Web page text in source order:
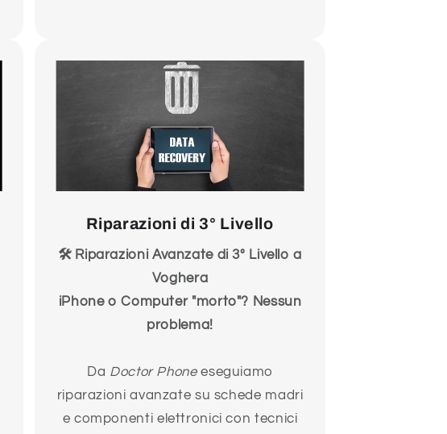
Riparazioni di 3° Livello
🛠️ Riparazioni Avanzate di 3° Livello a
Voghera
iPhone o Computer "morto"? Nessun
problema!
Da Doctor Phoneeseguiamo
riparazioni avanzate su schede madri
e componenti elettronici con tecnici